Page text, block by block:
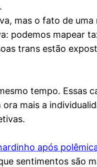
mas o fato de
podemos mapear
trans estão
tempo. Essas
mais a
após
sentimentos são